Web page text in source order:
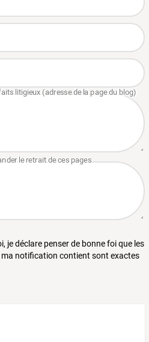
je déclare penser de bonne foi que les
notification contient sont exactes